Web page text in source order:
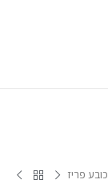
כובע פריז